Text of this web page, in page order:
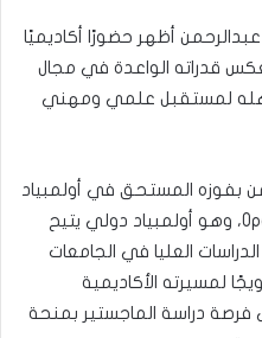
أظهر حضورًا أكاديميًا
قدراته الواعدة في مجال
لمستقبل علمي ومهني
بفوزه المستحق في أولمبياد
Open Doors International Olympiad، وهو أولمبياد دولي يتيح
العليا في الجامعات
لمسيرته الأكاديمية
دراسة الماجستير بمنحة